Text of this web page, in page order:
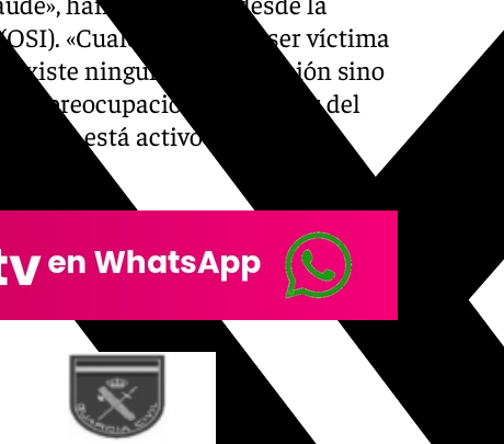
«Cualquier podría ser víctima
existe ninguna investigación sino
preocupación al receptor del
buzón está activo», continúan